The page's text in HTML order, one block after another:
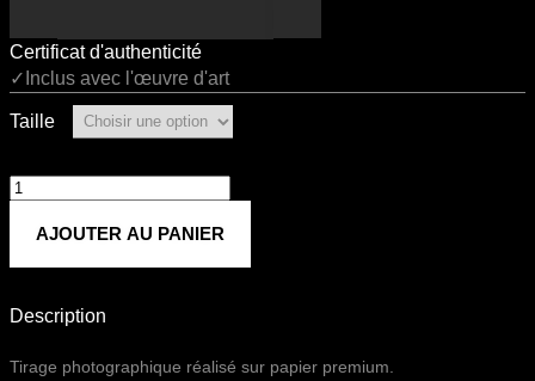
Certificat d'authenticité
✓Inclus avec l'œuvre d'art
Taille
quantité
SKULL
AJOUTER AU PANIER
Description
Tirage photographique réalisé sur papier premium.